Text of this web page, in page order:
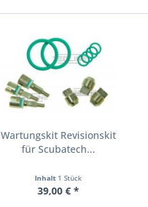
Wartungskit Revisionskit
für Scubatech...
Inhalt 1 Stück
39,00 € *